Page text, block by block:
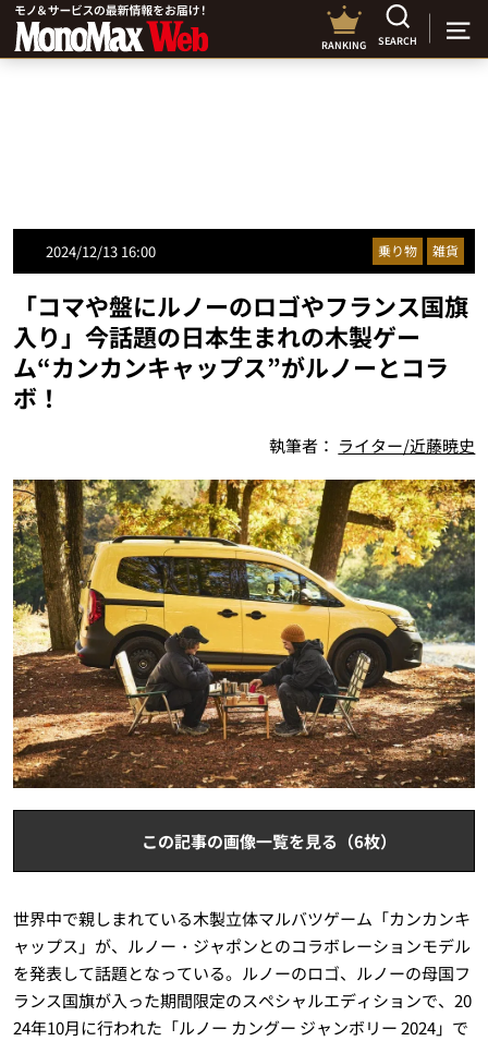
RANKING SEARCH
2024/12/13 16:00 乗り物 雑貨
「コマや盤にルノーのロゴやフランス国旗
入り」今話題の日本生まれの木製ゲー
ム“カンカンキャップス”がルノーとコラ
ボ！
執筆者： ライター/近藤暁史
この記事の画像一覧を見る（6枚）
世界中で親しまれている木製立体マルバツゲーム「カンカンキ
ャップス」が、ルノー・ジャポンとのコラボレーションモデル
を発表して話題となっている。ルノーのロゴ、ルノーの母国フ
ランス国旗が入った期間限定のスペシャルエディションで、20
24年10月に行われた「ルノー カングー ジャンボリー 2024」で